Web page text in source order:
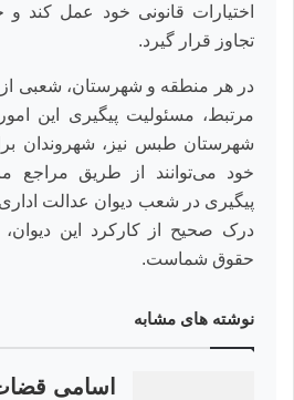
اختیارات قانونی خود عمل کند
تجاوز قرار گیرد.
در هر منطقه و شهرستان، شعبی از
مرتبط، مسئولیت پیگیری این
شهرستان طبس نیز، شهروندان
خود می‌توانند از طریق مراجع
پیگیری در شعب دیوان عدالت اداری
درک صحیح از کارکرد این
حقوق شماست.
نوشته های مشابه
اسامی